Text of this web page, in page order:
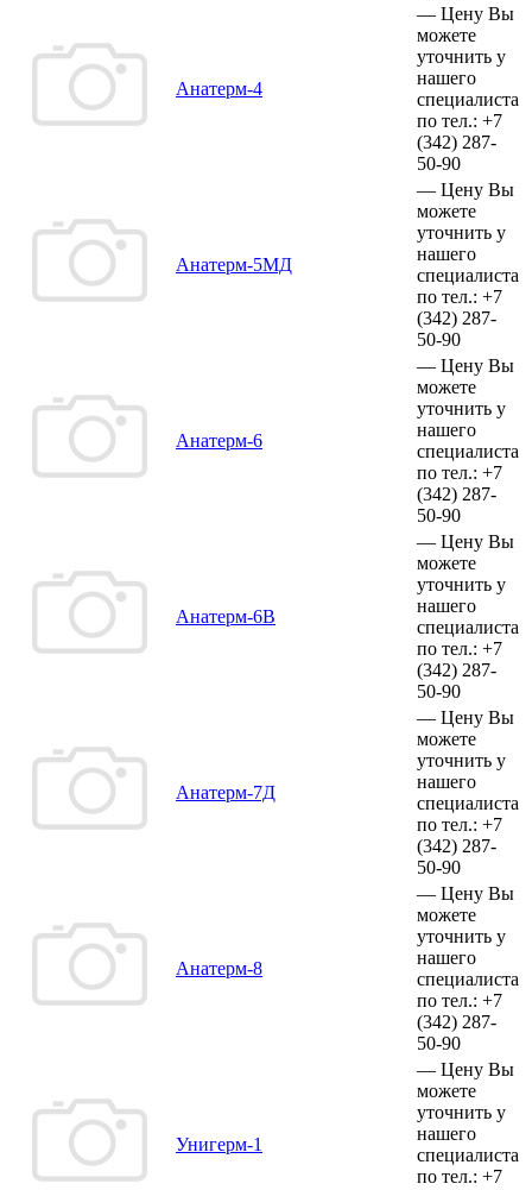
Анатерм-4
— Цену Вы
можете
уточнить у
нашего
специалиста
по тел.: +7
(342) 287-
50-90
Анатерм-5МД
— Цену Вы
можете
уточнить у
нашего
специалиста
по тел.: +7
(342) 287-
50-90
Анатерм-6
— Цену Вы
можете
уточнить у
нашего
специалиста
по тел.: +7
(342) 287-
50-90
Анатерм-6В
— Цену Вы
можете
уточнить у
нашего
специалиста
по тел.: +7
(342) 287-
50-90
Анатерм-7Д
— Цену Вы
можете
уточнить у
нашего
специалиста
по тел.: +7
(342) 287-
50-90
Анатерм-8
— Цену Вы
можете
уточнить у
нашего
специалиста
по тел.: +7
(342) 287-
50-90
Унигерм-1
— Цену Вы
можете
уточнить у
нашего
специалиста
по тел.: +7